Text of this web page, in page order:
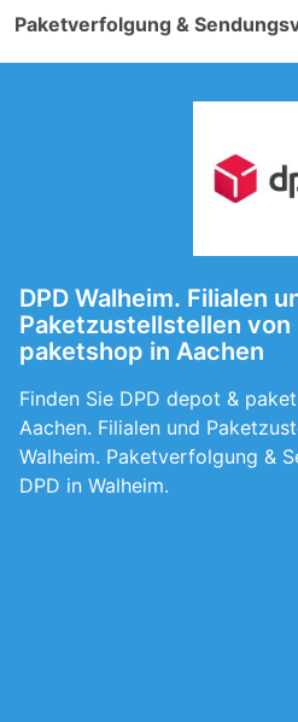
Paketverfolgung &
DPD Walheim. Filialen
Paketzustellstellen von
paketshop in Aachen
Finden Sie DPD depot &
Aachen. Filialen und
Walheim. Paketverfolgung &
DPD in Walheim.